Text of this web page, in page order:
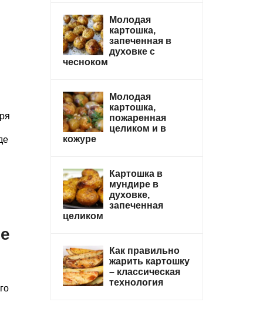
Молодая
картошка,
запеченная в
духовке с
чесноком
Молодая
картошка,
пожаренная
целиком и в
кожуре
Картошка в
мундире в
духовке,
запеченная
целиком
Как правильно
жарить картошку
– классическая
технология